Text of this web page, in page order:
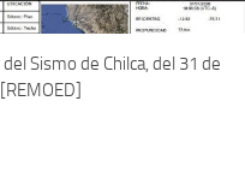
Sismo de Chilca, del 31 de